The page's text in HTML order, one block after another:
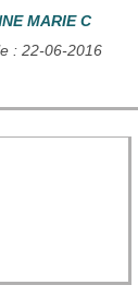
MARIE C
: 22-06-2016